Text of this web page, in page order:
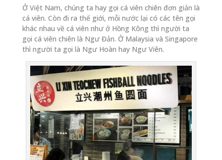
Ở Việt Nam, chúng ta hay gọi cá viên chiên đơn giản là
cá viên. Còn đi ra thế giới, mỗi nước lại có các tên gọi
khác nhau về cá viên như ở Hồng Kông thì người ta
gọi cá viên chiên là Ngư Đản. Ở Malaysia và Singapore
thì người ta gọi là Ngư Hoàn hay Ngư Viên.